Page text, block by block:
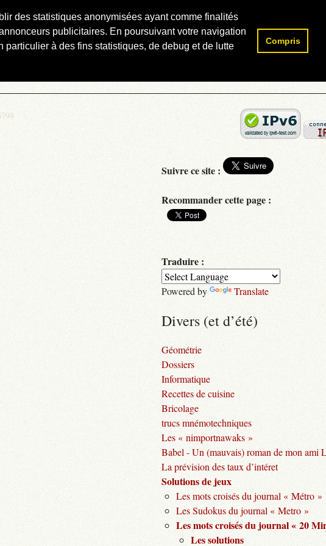
des statistiques anonymisées ayant comme finalités
publicitaires. En poursuivant votre navigation
à des fins statistiques, de debug et de lutte
Compris
Rechercher :
Suivre ce site :
Recommander cette page :
Traduire :
Powered by Translate
Divers (et d’été)
Géométrie
Dossiers
Informatique
Recettes de cuisine
Bricolage
trucs mnémotechniques
Les « nimportnawaks »
Babel - Un (mauvais) roman de mon ami
La prévision des taux d’intéret
Solutions de jeux
Les mots croisés du journal « Métro »
Les Sudokus du journal « Metro »
Les mots croisés du journal « 20
Les solutions